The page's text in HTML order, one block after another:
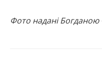
Фото надані